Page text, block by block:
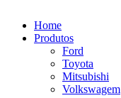
Home
Produtos
Ford
Toyota
Mitsubishi
Volkswagem